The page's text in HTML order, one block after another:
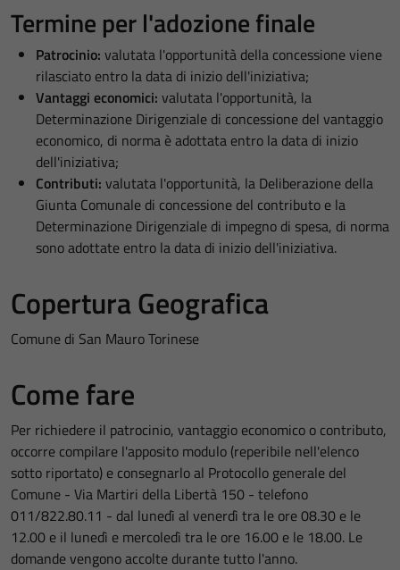
Termine per l'adozione finale
Patrocinio: valutata l'opportunità della concessione viene
rilasciato entro la data di inizio dell'iniziativa;
Vantaggi economici: valutata l'opportunità, la
Determinazione Dirigenziale di concessione del vantaggio
economico, di norma è adottata entro la data di inizio
dell'iniziativa;
Contributi: valutata l'opportunità, la Deliberazione della
Giunta Comunale di concessione del contributo e la
Determinazione Dirigenziale di impegno di spesa, di norma
sono adottate entro la data di inizio dell'iniziativa.
Copertura Geografica
Comune di San Mauro Torinese
Come fare
Per richiedere il patrocinio, vantaggio economico o contributo,
occorre compilare l'apposito modulo (reperibile nell'elenco
sotto riportato) e consegnarlo al Protocollo generale del
Comune - Via Martiri della Libertà 150 - telefono
011/822.80.11 - dal lunedì al venerdì tra le ore 08.30 e le
12.00 e il lunedì e mercoledì tra le ore 16.00 e le 18.00. Le
domande vengono accolte durante tutto l'anno.